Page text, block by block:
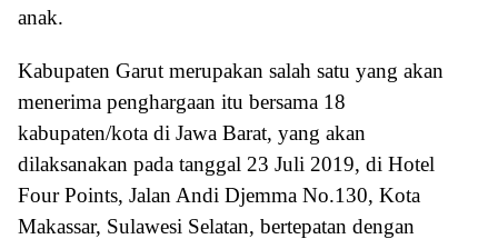
anak.
Kabupaten Garut merupakan salah satu yang akan
menerima penghargaan itu bersama 18
kabupaten/kota di Jawa Barat, yang akan
dilaksanakan pada tanggal 23 Juli 2019, di Hotel
Four Points, Jalan Andi Djemma No.130, Kota
Makassar, Sulawesi Selatan, bertepatan dengan